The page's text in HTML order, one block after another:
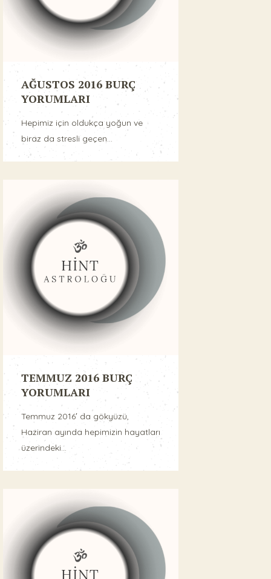
AĞUSTOS 2016 BURÇ
YORUMLARI
Hepimiz için oldukça yoğun ve
biraz da stresli geçen...
TEMMUZ 2016 BURÇ
YORUMLARI
Temmuz 2016′ da gökyüzü,
Haziran ayında hepimizin hayatları
üzerindeki...